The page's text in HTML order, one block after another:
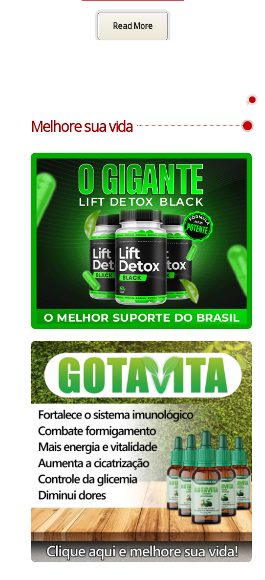
Read More
Melhore sua vida